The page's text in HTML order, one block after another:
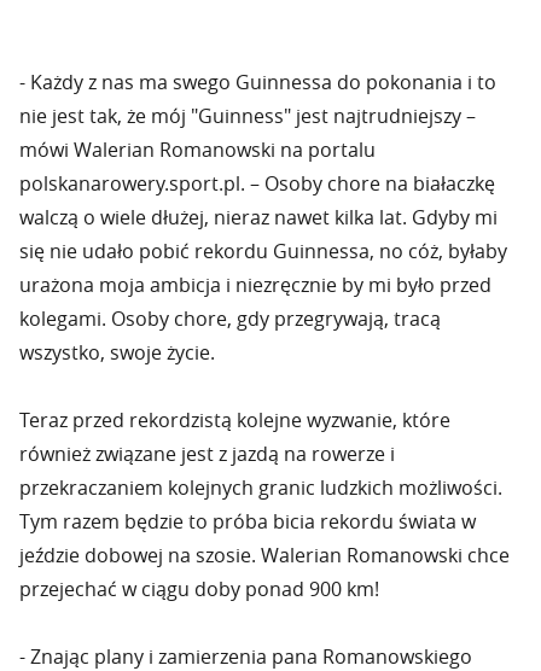
- Każdy z nas ma swego Guinnessa do pokonania i to
nie jest tak, że mój "Guinness" jest najtrudniejszy –
mówi Walerian Romanowski na portalu
polskanarowery.sport.pl. – Osoby chore na białaczkę
walczą o wiele dłużej, nieraz nawet kilka lat. Gdyby mi
się nie udało pobić rekordu Guinnessa, no cóż, byłaby
urażona moja ambicja i niezręcznie by mi było przed
kolegami. Osoby chore, gdy przegrywają, tracą
wszystko, swoje życie.
Teraz przed rekordzistą kolejne wyzwanie, które
również związane jest z jazdą na rowerze i
przekraczaniem kolejnych granic ludzkich możliwości.
Tym razem będzie to próba bicia rekordu świata w
jeździe dobowej na szosie. Walerian Romanowski chce
przejechać w ciągu doby ponad 900 km!
- Znając plany i zamierzenia pana Romanowskiego